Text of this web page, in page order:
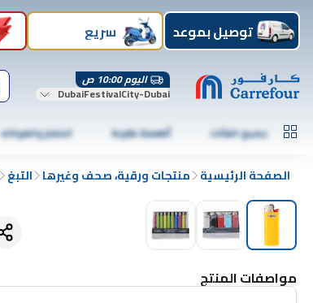
توصيل بموعد سريع
اليوم 10:00 ص
DubaiFestivalCity-Dubai
جميع الفئات أطعمة طازجة الخضار والفواكه
الصفحة الرئيسية منتجات ورقية، صحف وغيرها التبغ
مواصفات المنتج